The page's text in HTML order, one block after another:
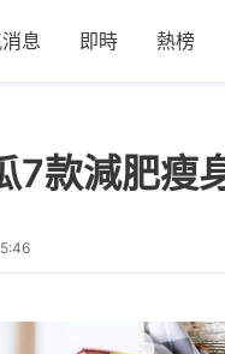
息 即時 熱榜
7款減肥